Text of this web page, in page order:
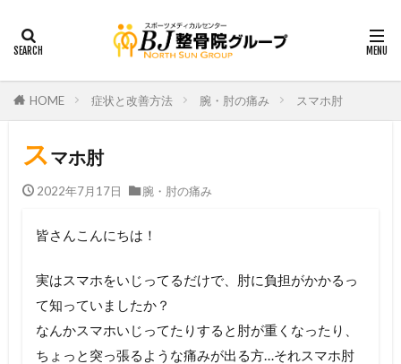
HOME 症状と改善方法 腕・肘の痛み スマホ肘
スマホ肘
2022年7月17日 腕・肘の痛み
皆さんこんにちは！
実はスマホをいじってるだけで、肘に負担がかかるっ
て知っていま したか？
なんかスマホいじってたりすると肘が重くなったり、
ちょっと突っ張るような痛みが出る方…それスマホ肘